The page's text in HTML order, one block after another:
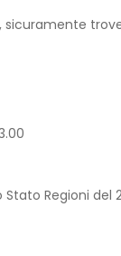
Regioni del